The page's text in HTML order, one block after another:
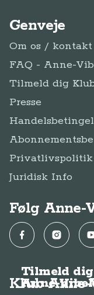
Genveje
Om os / kontakt
FAQ - Anne-
Tilmeld dig
Presse
Privatlivspolitik
Juridisk Info
Følg Anne-
FacebookInstagram
Klub Anne-
Tilmeld
Anne-